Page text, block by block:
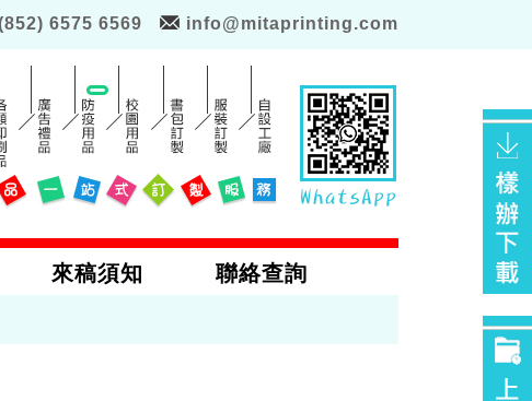
6575 6569 info@mitaprinting.com
來稿須知 聯絡查詢